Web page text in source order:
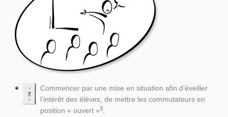
Commencer par une mise en situation afin d’éveiller
l’intérêt des élèves, de mettre les commutateurs en
position « ouvert »3.